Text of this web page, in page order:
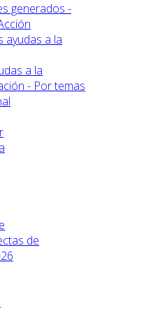
generados -
ayudas a la
a la
- Por temas
de